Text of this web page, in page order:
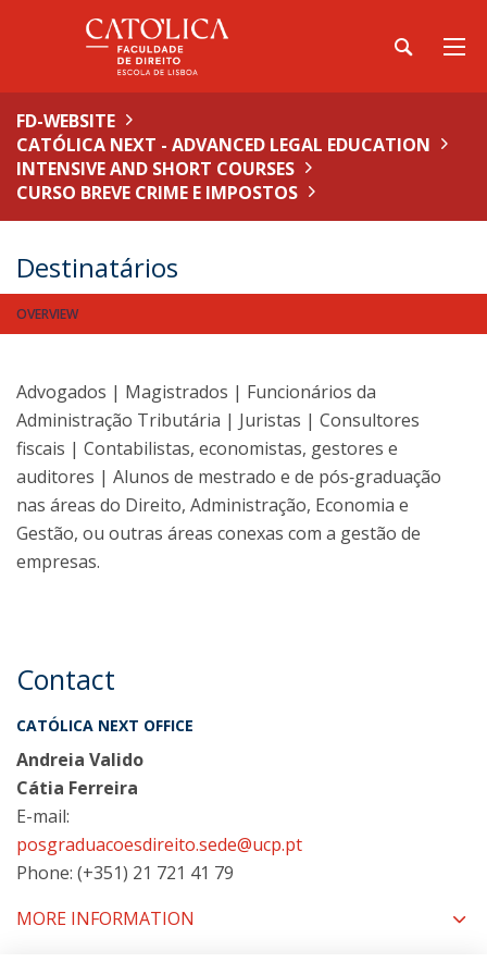
FD-WEBSITE
CATÓLICA NEXT - ADVANCED LEGAL EDUCATION
INTENSIVE AND SHORT COURSES
CURSO BREVE CRIME E IMPOSTOS
Destinatários
OVERVIEW
Advogados | Magistrados | Funcionários da
Administração Tributária | Juristas | Consultores
fiscais | Contabilistas, economistas, gestores e
auditores | Alunos de mestrado e de pós‑graduação
nas áreas do Direito, Administração, Economia e
Gestão, ou outras áreas conexas com a gestão de
empresas.
Contact
CATÓLICA NEXT OFFICE
Andreia Valido
Cátia Ferreira
E-mail:
posgraduacoesdireito.sede@ucp.pt
Phone: (+351) 21 721 41 79
MORE INFORMATION